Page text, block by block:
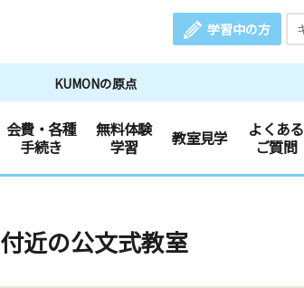
学習中の方
KUMONの原点
会費・各種
手続き
無料体験
学習
教室見学
よくある
ご質問
付近の公文式教室